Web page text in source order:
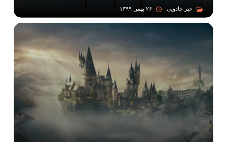
۲۶ بهمن ۱۳۹۹ خبر جادویی